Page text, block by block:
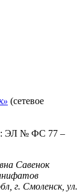
(сетевое
ЭЛ № ФС 77 –
Савенок
г. Смоленск, ул.